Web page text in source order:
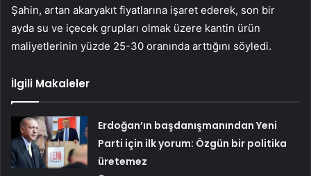
Şahin, artan akaryakıt fiyatlarına işaret ederek, son bir
ayda su ve içecek grupları olmak üzere kantin ürün
maliyetlerinin yüzde 25-30 oranında arttığını söyledi.
İlgili Makaleler
Erdoğan’ın başdanışmanından Yeni
Parti için ilk yorum: Özgün bir politika
üretemez